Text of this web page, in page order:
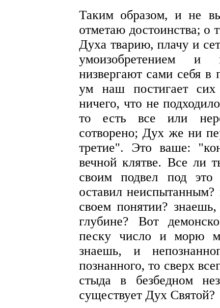
Таким образом, и не
отметаю достоинства; о
Духа тварию, плачу и
умоизобретением и
низвергают сами себя в
ум наш постигает
ничего, что не
то есть все или
сотворено; Дух же ни
третие". Это ваше:
вечной клятве. Все ли
своим подвел под это
оставил
своем понятии?
глубине? Вот
песку число и морю
знаешь, и
познанного, то сверх
стыда в безбедном
существует Дух Святой?